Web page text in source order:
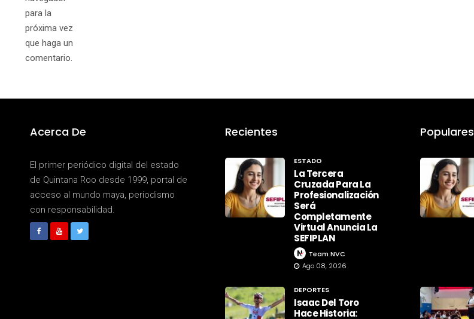
para la
próxima vez
que haga un
comentario.
Acerca De
El primer periódico digital del estado
de Quintana Roo desde 1999, portal de
acceso al mundo maya, periodismo
con responsabilidad.
Recientes
ESTADO
La Tercera
Cruzada Para La
Profesionalización
Será
Completamente
Virtual Anuncia La
SEFIPLAN
Team NVC
Ago 08, 2026
DEPORTES
Isaac Del Toro
Hace Historia:
Populares